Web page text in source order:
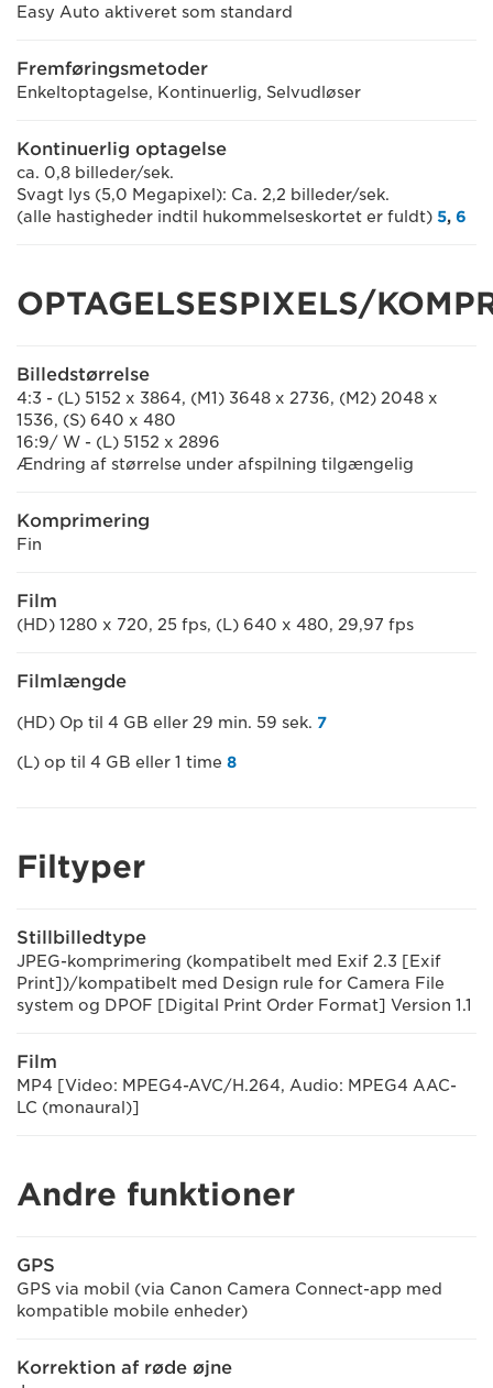
Easy Auto aktiveret som standard
Fremføringsmetoder
Enkeltoptagelse, Kontinuerlig, Selvudløser
Kontinuerlig optagelse
ca. 0,8 billeder/sek.
Svagt lys (5,0 Megapixel): Ca. 2,2 billeder/sek.
(alle hastigheder indtil hukommelseskortet er fuldt) 5, 6
OPTAGELSESPIXELS/
Billedstørrelse
4:3 - (L) 5152 x 3864, (M1) 3648 x 2736, (M2) 2048 x
1536, (S) 640 x 480
16:9/ W - (L) 5152 x 2896
Ændring af størrelse under afspilning tilgængelig
Komprimering
Fin
Film
(HD) 1280 x 720, 25 fps, (L) 640 x 480, 29,97 fps
Filmlængde
(HD) Op til 4 GB eller 29 min. 59 sek. 7
(L) op til 4 GB eller 1 time 8
Filtyper
Stillbilledtype
JPEG-komprimering (kompatibelt med Exif 2.3 [Exif
Print])/kompatibelt med Design rule for Camera File
system og DPOF [Digital Print Order Format] Version 1.1
Film
MP4 [Video: MPEG4-AVC/H.264, Audio: MPEG4 AAC-
LC (monaural)]
Andre funktioner
GPS
GPS via mobil (via Canon Camera Connect-app med
kompatible mobile enheder)
Korrektion af røde øjne